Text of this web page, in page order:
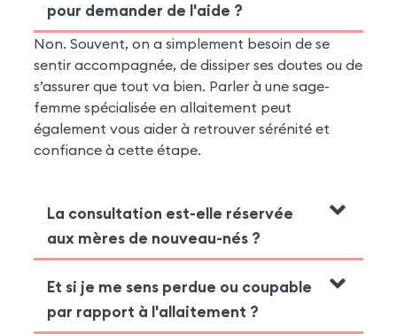
pour demander de l'aide ?
Non. Souvent, on a simplement besoin de se
sentir accompagnée, de dissiper ses doutes ou de
s’assurer que tout va bien. Parler à une sage-
femme spécialisée en allaitement peut
également vous aider à retrouver sérénité et
confiance à cette étape.
La consultation est-elle réservée
aux mères de nouveau-nés ?
Et si je me sens perdue ou coupable
par rapport à l'allaitement ?